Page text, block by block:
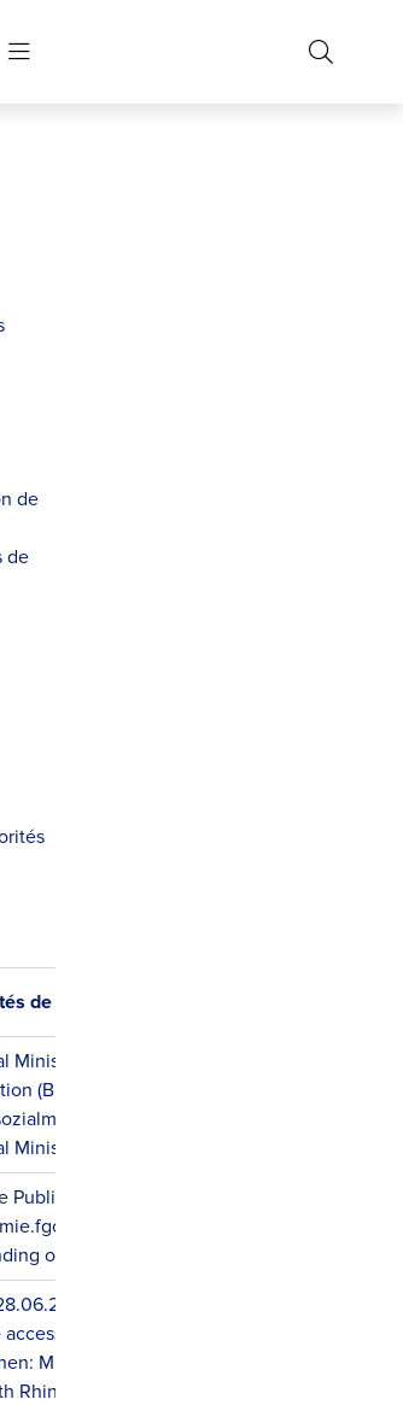
de
de
de surveillance du marché
Ministry of Social Affairs, Health, Care and
(BMSGPK)
Ministry of Labor and Economic Affairs
Public Fédéral Économie (SPF Économie)
on the region: regional authorities
Market surveillance body of the
of products and services (MLBF)
Ministry of Labor, Health and Social Affairs
Rhine-Westphalia